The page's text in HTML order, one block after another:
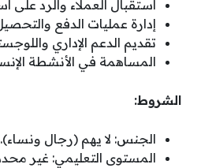
استقبال العملاء والرد على
إدارة عمليات الدفع
تقديم الدعم الإداري
المساهمة في الأنشطة
الشروط:
الجنس: لا يهم (رجال ونساء).
المستوى التعليمي: غير